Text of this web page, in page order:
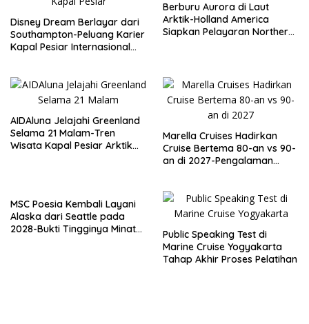
Disney Dream Berlayar dari
Southampton-Peluang Karier
Kapal Pesiar Internasional
Berburu Aurora di Laut
Arktik-Holland America
Siapkan Pelayaran Northern
AIDAluna Jelajahi Greenland
Selama 21 Malam-Tren
Wisata Kapal Pesiar Arktik
Marella Cruises Hadirkan
Cruise Bertema 80-an vs 90-
an di 2027-Pengalaman
MSC Poesia Kembali Layani
Alaska dari Seattle pada
2028-Bukti Tingginya Minat
Public Speaking Test di
Marine Cruise Yogyakarta
Tahap Akhir Proses Pelatihan